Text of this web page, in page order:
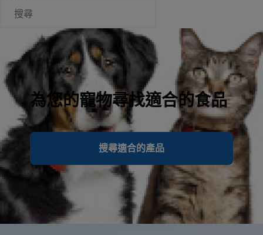
為您的寵物尋找適合的食品
搜尋適合的產品